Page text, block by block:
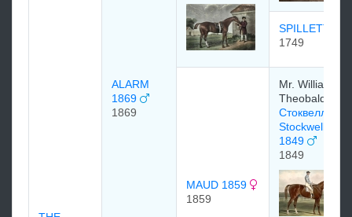
ALARM
1869
1869
SPILLETTA
1749
MAUD 1859
1859
Mr. William
Theobald
Стоквелл
Stockwell
1849
1849